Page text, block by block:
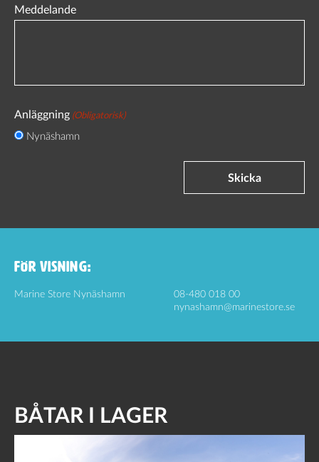
Meddelande
Anläggning (Obligatorisk)
Nynäshamn
Skicka
FÖR VISNING:
Marine Store Nynäshamn
08-480 018 00
nynashamn@marinestore.se
BÅTAR I LAGER